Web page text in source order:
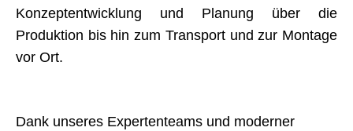
Konzeptentwicklung und Planung über die
Produktion bis hin zum Transport und zur Montage
vor Ort.
Dank unseres Expertenteams und moderner